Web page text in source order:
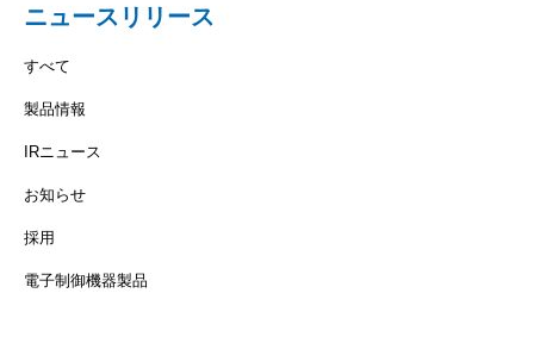
ニュースリリース
すべて
製品情報
IRニュース
お知らせ
採用
電子制御機器製品